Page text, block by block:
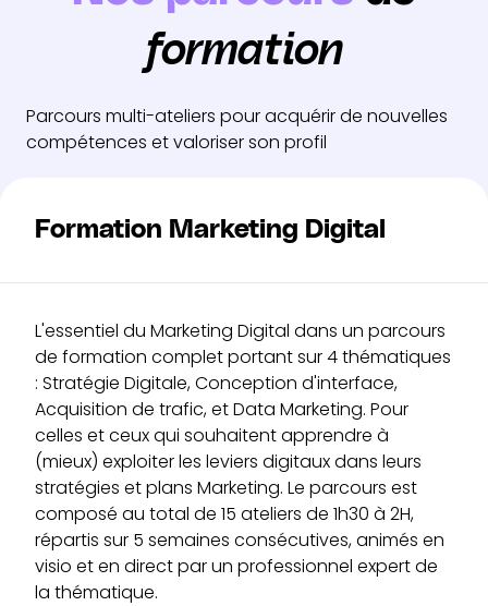
formation
Parcours multi-ateliers pour acquérir de nouvelles
compétences et valoriser son profil
Formation Marketing Digital
L'essentiel du Marketing Digital dans un parcours
de formation complet portant sur 4 thématiques
: Stratégie Digitale, Conception d'interface,
Acquisition de trafic, et Data Marketing. Pour
celles et ceux qui souhaitent apprendre à
(mieux) exploiter les leviers digitaux dans leurs
stratégies et plans Marketing. Le parcours est
composé au total de 15 ateliers de 1h30 à 2H,
répartis sur 5 semaines consécutives, animés en
visio et en direct par un professionnel expert de
la thématique.